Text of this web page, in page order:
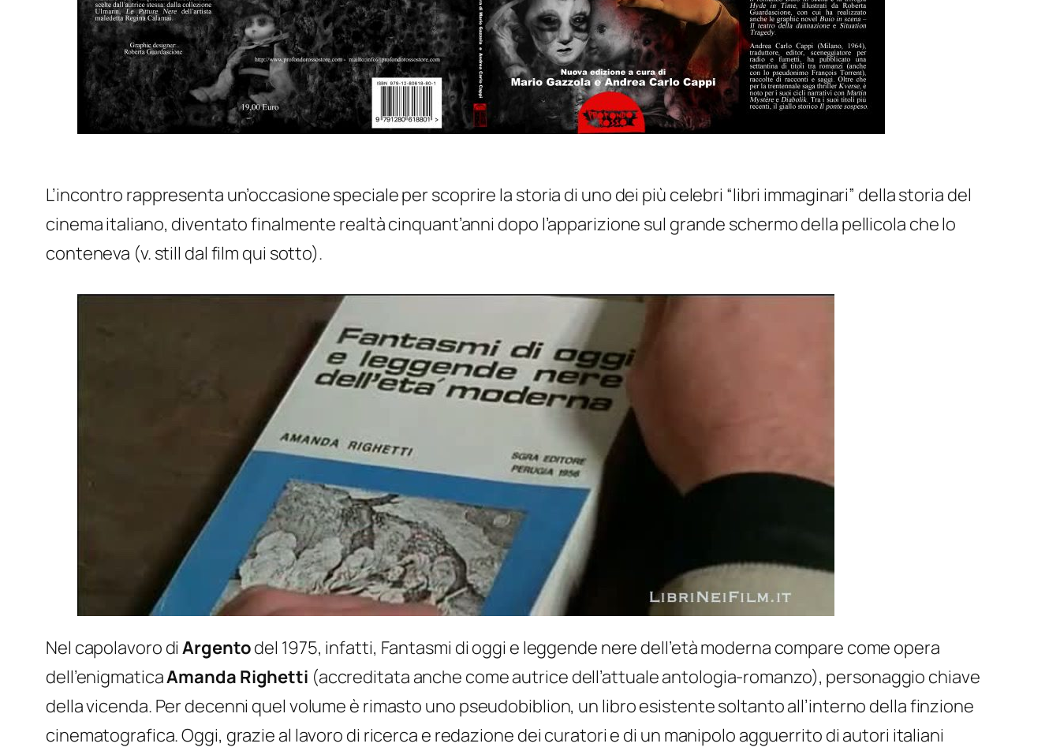
L’incontro rappresenta un’occasione speciale per scoprire la storia di uno dei più celebri “libri immaginari” della storia del
cinema italiano, diventato finalmente realtà cinquant’anni dopo l’apparizione sul grande schermo della pellicola che lo
conteneva (v. still dal film qui sotto).
Nel capolavoro diArgentodel 1975, infatti, Fantasmi di oggi e leggende nere dell’età moderna compare come opera
dell’enigmaticaAmanda Righetti (accreditata anche come autrice dell’attuale antologia-romanzo), personaggio chiave
della vicenda. Per decenni quel volume è rimasto uno pseudobiblion, un libro esistente soltanto all’interno della finzione
cinematografica. Oggi, grazie al lavoro di ricerca e redazione dei curatori e di un manipolo agguerrito di autori italiani